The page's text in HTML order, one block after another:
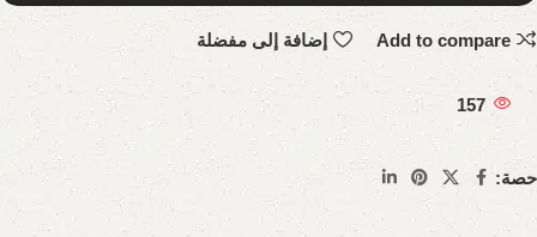
Add to compare إضافة إلى مفضلة
157
حصة: